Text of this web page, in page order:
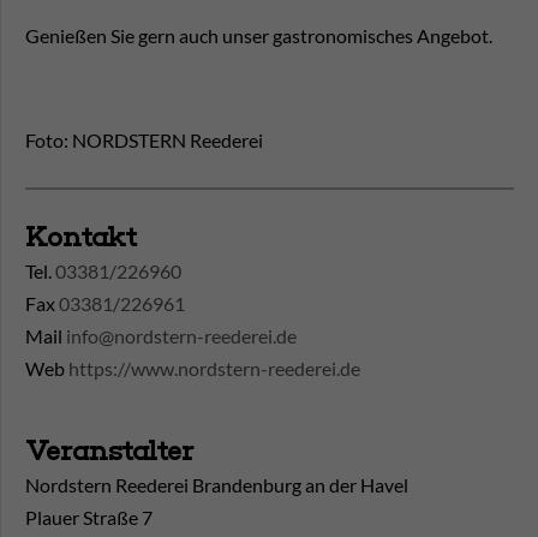
Genießen Sie gern auch unser gastronomisches Angebot.
Foto: NORDSTERN Reederei
Kontakt
Tel.03381/226960
Fax03381/226961
Mail info@nordstern-reederei.de
Web https://www.nordstern-reederei.de
Veranstalter
Nordstern Reederei Brandenburg an der Havel
Plauer Straße 7